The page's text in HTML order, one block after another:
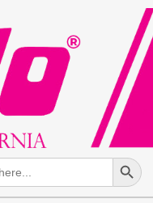
Search Button